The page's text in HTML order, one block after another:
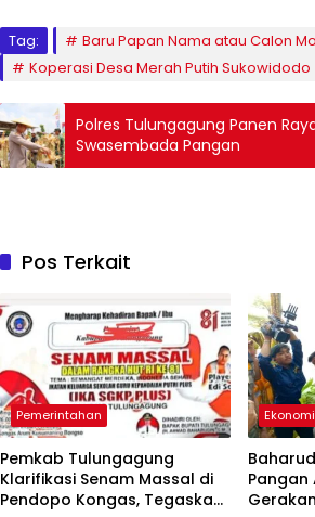
Tag: Baru Papan Nama atau Calon
Koperasi Desa Merah Putih Sukowidodo
Polres Tulungagung Panen
Swasembada Pangan
Pos Terkait
Pemerintahan
Pemkab Tulungagung
Klarifikasi Senam Massal di
Pendopo Kongas, Tegaskan
Ekonomi
Pangan